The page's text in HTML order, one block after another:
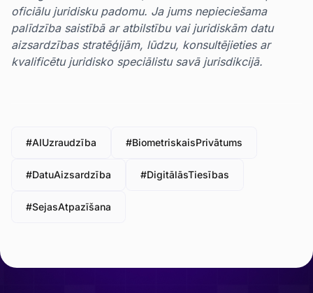
oficiālu juridisku padomu. Ja jums nepieciešama
palīdzība saistībā ar atbilstību vai juridiskām datu
aizsardzības stratēģijām, lūdzu, konsultējieties ar
kvalificētu juridisko speciālistu savā jurisdikcijā.
#AIUzraudzība #BiometriskaisPrivātums
#DatuAizsardzība #DigitālāsTiesības
#SejasAtpazīšana